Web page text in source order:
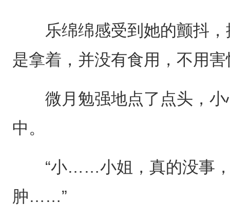
乐绵绵感受到她的颤抖，
是拿着，并没有食用，不用害
微月勉强地点了点头，小
中。
“小……小姐，真的没事，
肿……”